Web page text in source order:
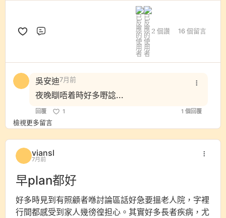
2 個讚 16 個留言
吳安迪7月前
夜晚瞓唔着時好多嘢諗...
回覆 1 1 個回覆
檢視更多留言
viansl
7月前
早plan都好
好多時見到有照顧者喺討論區話好急要搵老人院，字裡
行間都感受到家人幾徬徨担心。其實好多長者疾病，尤